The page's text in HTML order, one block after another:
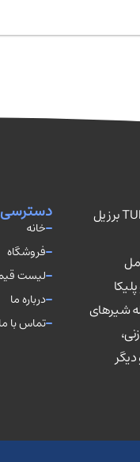
نمایندگی رسمی فروش اتصالات TUPY برزیل
شیرهای
خانه
فروشگاه
لیست
درباره ما
تماس با ما